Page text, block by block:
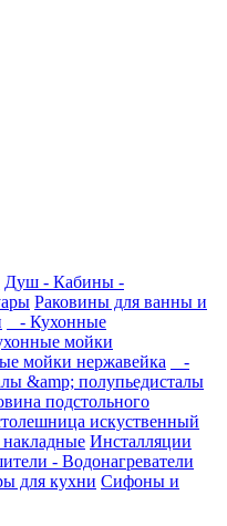
Душ - Кабины -
Раковины для ванны и
- Кухонные
мойки
мойки нержавейка
-
&amp; полупьедисталы
подстольного
искуственный
Инсталляции
- Водонагреватели
для кухни Сифоны и